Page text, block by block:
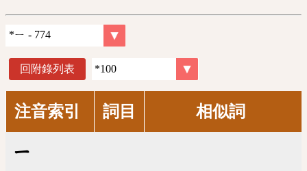
回附錄列表
注音索引 詞目 相似詞
ㄧ